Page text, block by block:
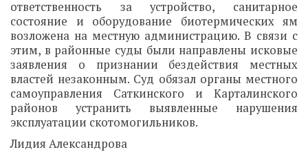
ответственность за устройство, санитарное
состояние и оборудование биотермических ям
возложена на местную администрацию. В связи с
этим, в районные суды были направлены исковые
заявления о признании бездействия местных
властей незаконным. Суд обязал органы местного
самоуправления Саткинского и Карталинского
районов устранить выявленные нарушения
эксплуатации скотомогильников.
Лидия Александрова